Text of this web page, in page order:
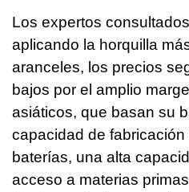
Los expertos
aplicando la horquilla
aranceles, los precios
bajos por el amplio
asiáticos, que basan su
capacidad de
baterías, una alta
acceso a materias